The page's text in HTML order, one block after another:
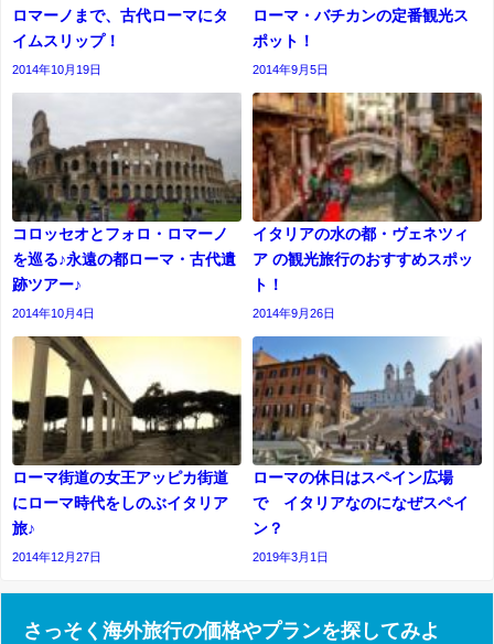
ロマーノまで、古代ローマにタ
イムスリップ！
2014年10月19日
ローマ・バチカンの定番観光ス
ポット！
2014年9月5日
コロッセオとフォロ・ロマーノ
を巡る♪永遠の都ローマ・古代遺
跡ツアー♪
2014年10月4日
イタリアの水の都・ヴェネツィ
ア の観光旅行のおすすめスポッ
ト！
2014年9月26日
ローマ街道の女王アッピカ街道
にローマ時代をしのぶイタリア
旅♪
2014年12月27日
ローマの休日はスペイン広場
で イタリアなのになぜスペイ
ン？
2019年3月1日
さっそく海外旅行の価格やプランを探してみよ